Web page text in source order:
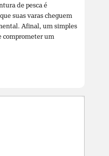
de pesca é
suas varas cheguem
Afinal, um simples
comprometer um